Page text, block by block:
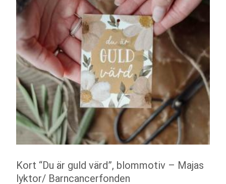
Kort “Du är guld värd”, blommotiv – Majas
lyktor/ Barncancerfonden